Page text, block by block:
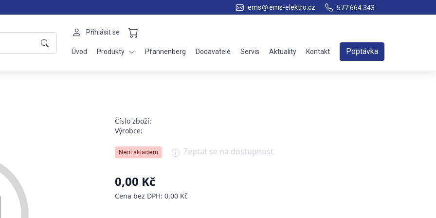
ems ems-elektro.cz 577 664 343
Přihlásit se
Úvod Produkty Pfannenberg Dodavatelé Servis Aktuality Kontakt Poptávka
Číslo zboží:
Výrobce:
Není skladem Zeptat se na dostupnost
0,00 Kč
Cena bez DPH: 0,00 Kč